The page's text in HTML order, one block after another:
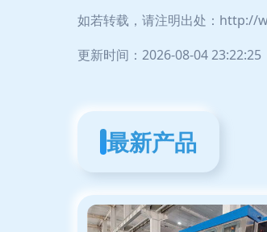
如若转载，请注明出处：
更新时间：2026-08-04 23:22:25
最新产品